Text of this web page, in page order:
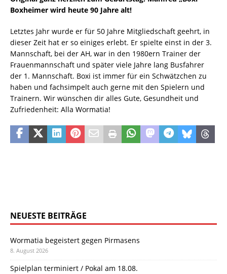
Boxheimer wird heute 90 Jahre alt!
Letztes Jahr wurde er für 50 Jahre Mitgliedschaft geehrt, in
dieser Zeit hat er so einiges erlebt. Er spielte einst in der 3.
Mannschaft, bei der AH, war in den 1980ern Trainer der
Frauenmannschaft und später viele Jahre lang Busfahrer
der 1. Mannschaft. Boxi ist immer für ein Schwätzchen zu
haben und fachsimpelt auch gerne mit den Spielern und
Trainern. Wir wünschen dir alles Gute, Gesundheit und
Zufriedenheit: Alla Wormatia!
NEUESTE BEITRÄGE
Wormatia begeistert gegen Pirmasens
8. August 2026
Spielplan terminiert / Pokal am 18.08.